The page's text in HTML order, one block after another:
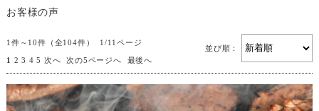
お客様の声
1件～10件（全104件） 1/11ページ
1 2 3 4 5 次へ 次の5ページへ 最後へ
並び順：